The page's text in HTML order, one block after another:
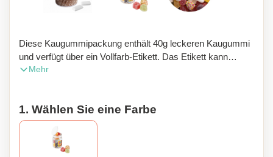
Diese Kaugummipackung enthält 40g leckeren Kaugummi
und verfügt über ein Vollfarb-Etikett. Das Etikett kann
vollständig mit Ihrem eigenen Design oder Logo angepasst
Geschäft bewerben, einzigartige Partygeschenke erstellen
oder Ihrer Veranstaltung eine persönliche Note verleihen
möchten, diese Kaugummipackung mit einem Vollfarb-
Etikett ist die perfekte Wahl. Die kompakte Größe der
Mehr
1. Wählen Sie eine Farbe